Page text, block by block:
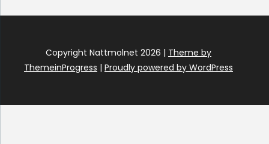
Copyright Nattmolnet 2026 | Theme by
ThemeinProgress | Proudly powered by WordPress